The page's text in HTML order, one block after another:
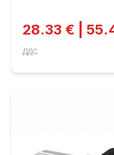
28.33 € |
ДДС